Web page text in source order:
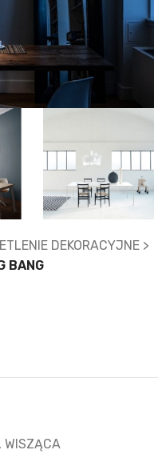
DEKORACYJNE >
BANG
, WISZĄCA